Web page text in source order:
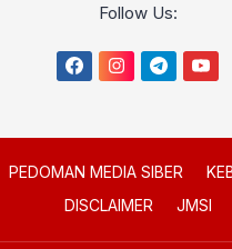
Follow Us:
PEDOMAN MEDIA SIBER
DISCLAIMER
JMSI